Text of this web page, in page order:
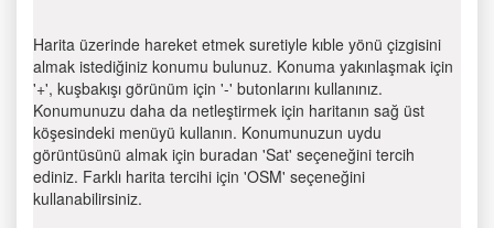
Harita üzerinde hareket etmek suretiyle kıble yönü çizgisini
almak istediğiniz konumu bulunuz. Konuma yakınlaşmak için
'+', kuşbakışı görünüm için '-' butonlarını kullanınız.
Konumunuzu daha da netleştirmek için haritanın sağ üst
köşesindeki menüyü kullanın. Konumunuzun uydu
görüntüsünü almak için buradan 'Sat' seçeneğini tercih
ediniz. Farklı harita tercihi için 'OSM' seçeneğini
kullanabilirsiniz.